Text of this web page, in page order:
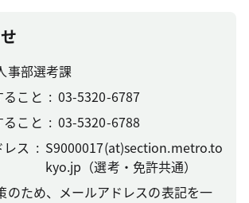
事部選考課
こと
03-5320-6787
こと
03-5320-6788
レス
S9000017(at)section.metro.to
kyo.jp（選考・免許共通）
のため、メールアドレスの表記を一